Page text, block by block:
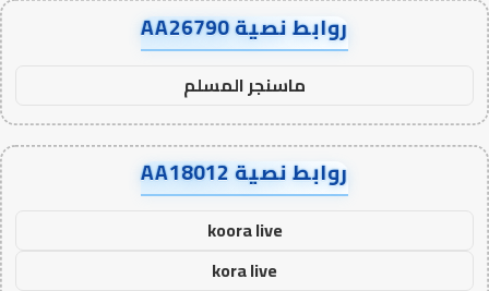
روابط نصية AA26790
ماسنجر المسلم
روابط نصية AA18012
koora live
kora live